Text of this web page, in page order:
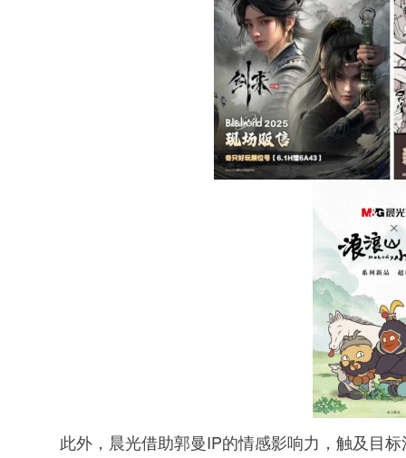
此外，晨光借助郭曼IP的情感影响力，触及目